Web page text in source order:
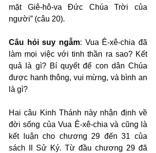
mặt Giê-hô-va Đức Chúa Trời của
người” (câu 20).
Câu hỏi suy ngẫm: Vua Ê-xê-chia đã
làm mọi việc với tinh thần ra sao? Kết
quả là gì? Bí quyết để con dân Chúa
được hanh thông, vui mừng, và bình an
là gì?
Hai câu Kinh Thánh này nhận định về
đời sống của Vua Ê-xê-chia và cũng là
kết luận cho chương 29 đến 31 của
sách II Sử Ký. Từ đầu chương 29 đã